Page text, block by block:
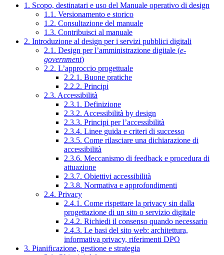
1. Scopo, destinatari e uso del Manuale operativo di design
1.1. Versionamento e storico
1.2. Consultazione del manuale
1.3. Contribuisci al manuale
2. Introduzione al design per i servizi pubblici digitali
2.1. Design per l’amministrazione digitale (e-
government)
2.2. L’approccio progettuale
2.2.1. Buone pratiche
2.2.2. Principi
2.3. Accessibilità
2.3.1. Definizione
2.3.2. Accessibilità by design
2.3.3. Principi per l’accessibilità
2.3.4. Linee guida e criteri di successo
2.3.5. Come rilasciare una dichiarazione di
accessibilità
2.3.6. Meccanismo di feedback e procedura di
attuazione
2.3.7. Obiettivi accessibilità
2.3.8. Normativa e approfondimenti
2.4. Privacy
2.4.1. Come rispettare la privacy sin dalla
progettazione di un sito o servizio digitale
2.4.2. Richiedi il consenso quando necessario
2.4.3. Le basi del sito web: architettura,
informativa privacy, riferimenti DPO
3. Pianificazione, gestione e strategia